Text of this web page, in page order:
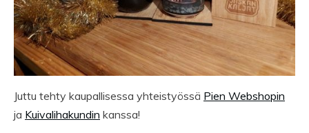
Juttu tehty kaupallisessa yhteistyössä Pien Webshopin
ja Kuivalihakundin kanssa!